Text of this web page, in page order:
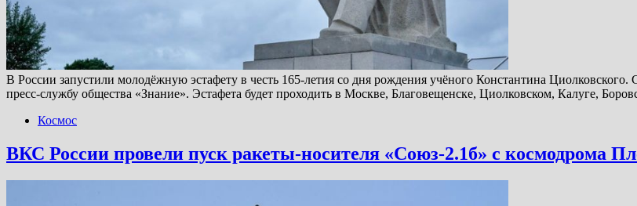
В России запустили молодёжную эстафету в честь 165-летия со дня рождения учёного Константина
пресс-службу общества «Знание». Эстафета будет проходить в Москве, Благовещенске, Циолковском, Калуге,
Космос
ВКС России провели пуск ракеты-носителя «Союз-2.1б» с космодрома